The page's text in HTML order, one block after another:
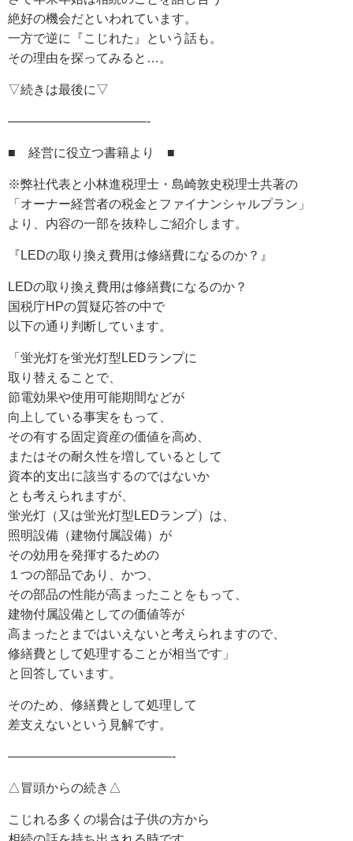
絶好の機会だといわれています。
一方で逆に『こじれた』という話も。
その理由を探ってみると…。
▽続きは最後に▽
———————————-
■ 経営に役立つ書籍より ■
※弊社代表と小林進税理士・島崎敦史税理士共著の
「オーナー経営者の税金とファイナンシャルプラン」
より、内容の一部を抜粋しご紹介します。
『LEDの取り換え費用は修繕費になるのか？』
LEDの取り換え費用は修繕費になるのか？
国税庁HPの質疑応答の中で
以下の通り判断しています。
「蛍光灯を蛍光灯型LEDランプに
取り替えることで、
節電効果や使用可能期間などが
向上している事実をもって、
その有する固定資産の価値を高め、
またはその耐久性を増しているとして
資本的支出に該当するのではないか
とも考えられますが、
蛍光灯（又は蛍光灯型LEDランプ）は、
照明設備（建物付属設備）が
その効用を発揮するための
１つの部品であり、かつ、
その部品の性能が高まったことをもって、
建物付属設備としての価値等が
高まったとまではいえないと考えられますので、
修繕費として処理することが相当です」
と回答しています。
そのため、修繕費として処理して
差支えないという見解です。
—————————————-
△冒頭からの続き△
こじれる多くの場合は子供の方から